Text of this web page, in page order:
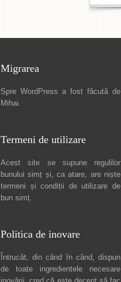
Migrarea
Spre WordPress a fost făcută de
Mihai.
Termeni de utilizare
Acest site se supune regulilor
bunului simț și, ca atare, are niște
termeni și condiții de utilizare de
bun simț.
Politica de inovare
Întrucât, din când în când, dispun
de toate ingredientele necesare